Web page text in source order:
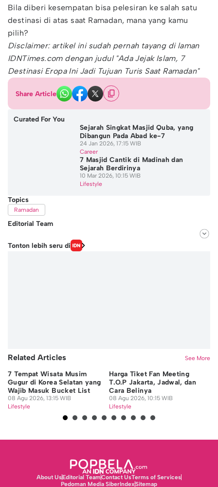
Bila diberi kesempatan bisa pelesiran ke salah satu
destinasi di atas saat Ramadan, mana yang kamu
pilih?
Disclaimer: artikel ini sudah pernah tayang di laman
IDNTimes.com dengan judul "Ada Jejak Islam, 7
Destinasi Eropa Ini Jadi Tujuan Turis Saat Ramadan"
Share Article
Curated For You
Sejarah Singkat Masjid Quba, yang
Dibangun Pada Abad ke-7
24 Jan 2026, 17:15 WIB
Career
7 Masjid Cantik di Madinah dan
Sejarah Berdirinya
10 Mar 2026, 10:15 WIB
Lifestyle
Topics
Ramadan
Editorial Team
Editor
Tonton lebih seru di
Related Articles See More
7 Tempat Wisata Musim
Gugur di Korea Selatan yang
Wajib Masuk Bucket List
08 Agu 2026, 13:15 WIB
Lifestyle
Harga Tiket Fan Meeting
T.O.P Jakarta, Jadwal, dan
Cara Belinya
08 Agu 2026, 10:15 WIB
Lifestyle
About UsEditorial TeamContact UsTerms of Services
Pedoman Media SiberIndexSitemap